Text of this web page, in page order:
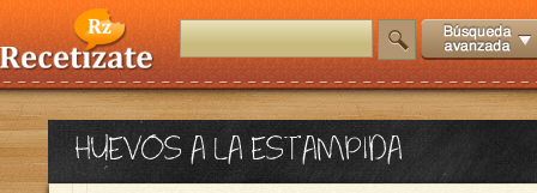
HUEVOS A LA ESTAMPIDA